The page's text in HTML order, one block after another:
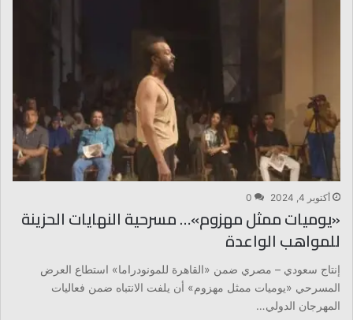
أكتوبر 4, 2024 0
«يوميات ممثل مهزوم»… مسرحية النهايات الحزينة
للمواهب الواعدة
إنتاج سعودي – مصري ضمن «القاهرة للمونودراما» استطاع العرض
المسرحي «يوميات ممثل مهزوم» أن يلفت الانتباه ضمن فعاليات
المهرجان الدولي…